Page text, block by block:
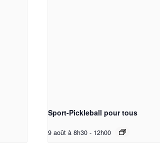
Sport-Pickleball pour tous
9 août à 8h30 - 12h00